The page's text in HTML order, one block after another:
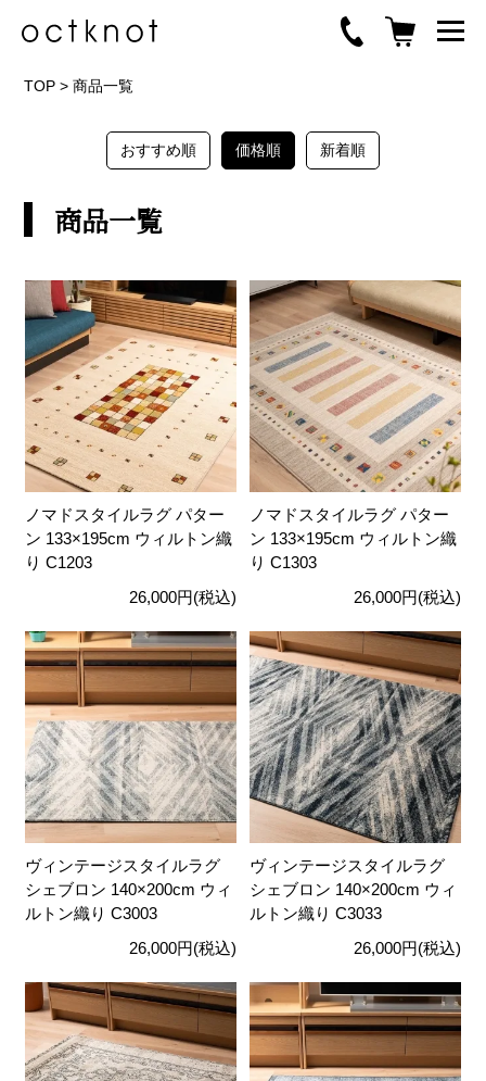
TOP >商品一覧
おすすめ順 価格順 新着順
商品一覧
ノマドスタイルラグ パター
ン 133×195cm ウィルトン織
り C1203
26,000円(税込)
ノマドスタイルラグ パター
ン 133×195cm ウィルトン織
り C1303
26,000円(税込)
ヴィンテージスタイルラグ
シェブロン 140×200cm ウィ
ルトン織り C3003
26,000円(税込)
ヴィンテージスタイルラグ
シェブロン 140×200cm ウィ
ルトン織り C3033
26,000円(税込)